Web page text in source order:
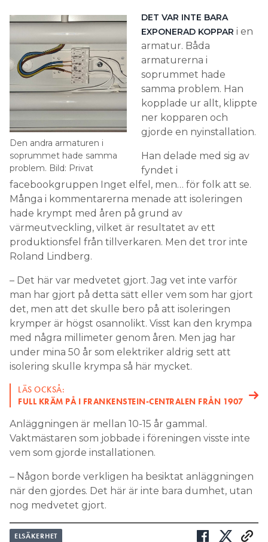
Den andra armaturen i
soprummet hade samma
problem. Bild: Privat
DET VAR INTE BARA
EXPONERAD KOPPAR i en
armatur. Båda
armaturerna i
soprummet hade
samma problem. Han
kopplade ur allt, klippte
ner kopparen och
gjorde en nyinstallation.
Han delade med sig av
fyndet i
facebookgruppen Inget elfel, men… för folk att se.
Många i kommentarerna menade att isoleringen
hade krympt med åren på grund av
värmeutveckling, vilket är resultatet av ett
produktionsfel från tillverkaren. Men det tror inte
Roland Lindberg.
– Det här var medvetet gjort. Jag vet inte varför
man har gjort på detta sätt eller vem som har gjort
det, men att det skulle bero på att isoleringen
krymper är högst osannolikt. Visst kan den krympa
med några millimeter genom åren. Men jag har
under mina 50 år som elektriker aldrig sett att
isolering skulle krympa så här mycket.
LÄS OCKSÅ:
FULL KRÄM PÅ I FRANKENSTEIN-CENTRALEN FRÅN 1907
Anläggningen är mellan 10-15 år gammal.
Vaktmästaren som jobbade i föreningen visste inte
vem som gjorde installationen.
– Någon borde verkligen ha besiktat anläggningen
när den gjordes. Det här är inte bara dumhet, utan
nog medvetet gjort.
ELSÄKERHET